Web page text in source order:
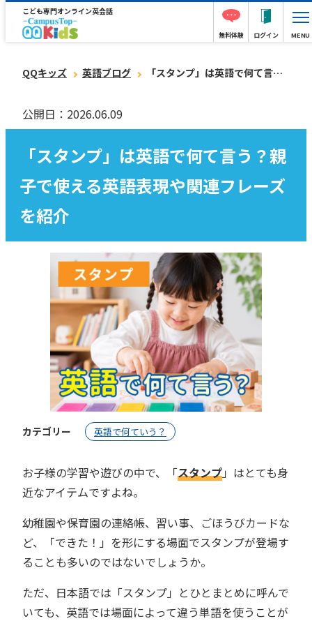
こども専門オンライン英会話
無料体験 ログイン MENU
QQキッズ 英語ブログ 「スタンプ」は英語で何て言う？親子で使える英語表現や関連フレーズを紹介
公開日：2026.06.09
「スタンプ」は英語で何て言う？親
子で使える英語表現や関連フレーズ
を紹介
カテゴリー 英語で何ていう？
お子様の学習や遊びの中で、「スタンプ」はとても身
近なアイテムですよね。
幼稚園や保育園の連絡帳、習い事、ごほうびカードな
ど、「できた！」を形にする場面でスタンプが登場す
ることも多いのではないでしょうか。
ただ、日本語では「スタンプ」とひとまとめに呼んで
いても、英語では場面によって違う単語を使うことが